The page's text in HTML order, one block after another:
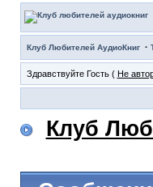
Клуб Любителей АудиоКниг·
Здравствуйте Гость ( Не
Клуб